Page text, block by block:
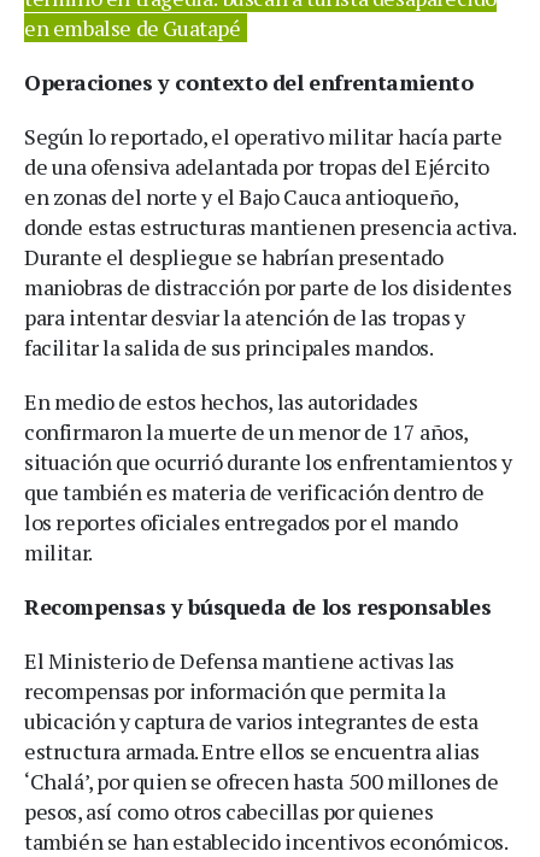
en embalse de Guatapé
Operaciones y contexto del enfrentamiento
Según lo reportado, el operativo militar hacía parte
de una ofensiva adelantada por tropas del Ejército
en zonas del norte y el Bajo Cauca antioqueño,
donde estas estructuras mantienen presencia activa.
Durante el despliegue se habrían presentado
maniobras de distracción por parte de los disidentes
para intentar desviar la atención de las tropas y
facilitar la salida de sus principales mandos.
En medio de estos hechos, las autoridades
confirmaron la muerte de un menor de 17 años,
situación que ocurrió durante los enfrentamientos y
que también es materia de verificación dentro de
los reportes oficiales entregados por el mando
militar.
Recompensas y búsqueda de los responsables
El Ministerio de Defensa mantiene activas las
recompensas por información que permita la
ubicación y captura de varios integrantes de esta
estructura armada. Entre ellos se encuentra alias
‘Chalá’, por quien se ofrecen hasta 500 millones de
pesos, así como otros cabecillas por quienes
también se han establecido incentivos económicos.